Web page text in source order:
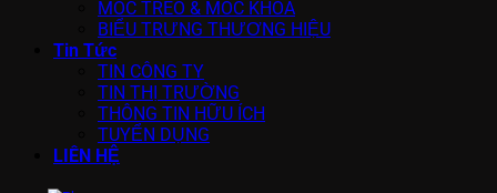
MÓC TREO & MÓC KHÓA
BIỂU TRƯNG THƯƠNG HIỆU
Tin Tức
TIN CÔNG TY
TIN THỊ TRƯỜNG
THÔNG TIN HỮU ÍCH
TUYỂN DỤNG
LIÊN HỆ